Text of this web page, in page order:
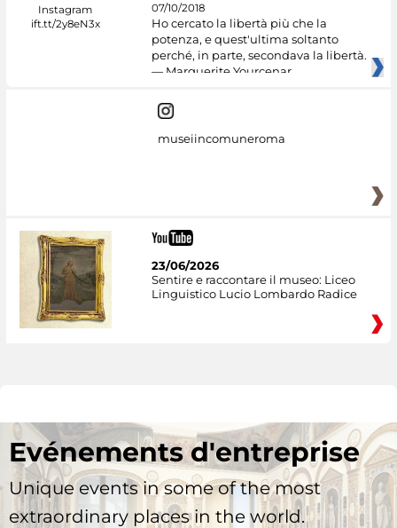
07/10/2018
Ho cercato la libertà più che la
potenza, e quest'ultima soltanto
perché, in parte, secondava la libertà.
— Marguerite Yourcenar
museiincomuneroma
23/06/2026
Sentire e raccontare il museo: Liceo
Linguistico Lucio Lombardo Radice
Evénements d'entreprise
Unique events in some of the most
extraordinary places in the world.